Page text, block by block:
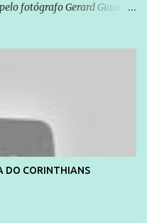
fotógrafo Gerard Giaume
DO CORINTHIANS